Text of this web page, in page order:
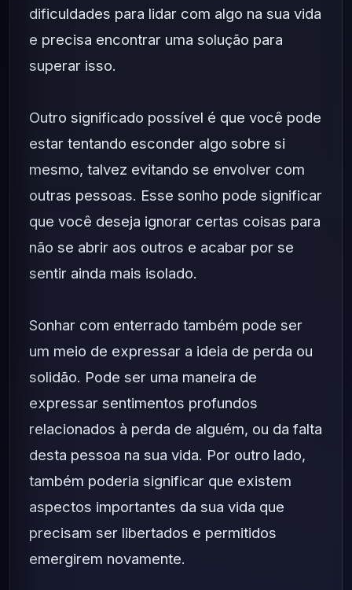
dificuldades para lidar com algo na sua vida
e precisa encontrar uma solução para
superar isso.
Outro significado possível é que você pode
estar tentando esconder algo sobre si
mesmo, talvez evitando se envolver com
outras pessoas. Esse sonho pode significar
que você deseja ignorar certas coisas para
não se abrir aos outros e acabar por se
sentir ainda mais isolado.
Sonhar com enterrado também pode ser
um meio de expressar a ideia de perda ou
solidão. Pode ser uma maneira de
expressar sentimentos profundos
relacionados à perda de alguém, ou da falta
desta pessoa na sua vida. Por outro lado,
também poderia significar que existem
aspectos importantes da sua vida que
precisam ser libertados e permitidos
emergirem novamente.